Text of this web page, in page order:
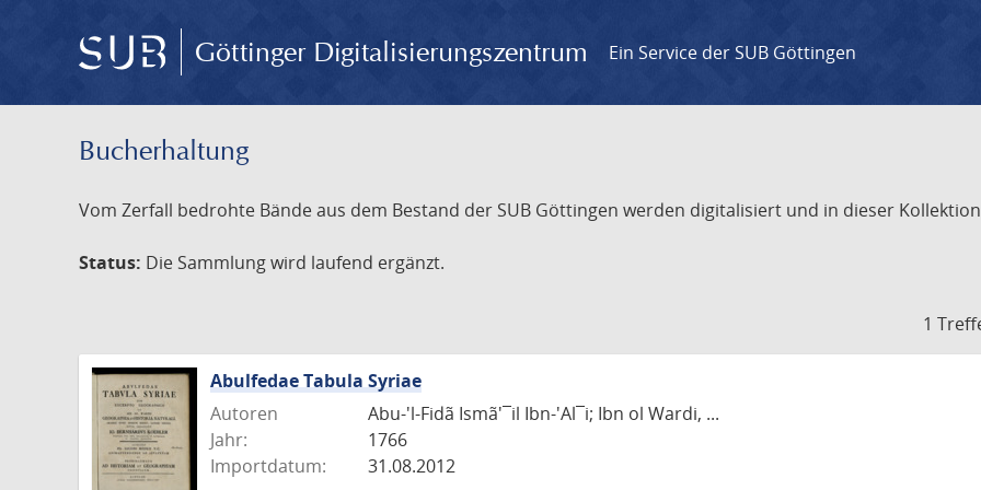
Göttinger Digitalisierungszentrum Ein Service der SUB Göttingen
Bucherhaltung
Vom Zerfall bedrohte Bände aus dem Bestand der SUB Göttingen werden digitalisiert und in dieser
Status: Die Sammlung wird laufend ergänzt.
1
Abulfedae Tabula Syriae
Autoren
Abu-'l-Fidã Ismã'¯il Ibn-'Al¯i; Ibn ol Wardi, ...
Jahr:
1766
Importdatum:
31.08.2012